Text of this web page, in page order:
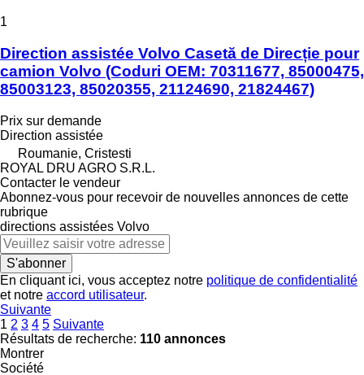
1
Direction assistée Volvo Casetă de Direcție pour
camion Volvo (Coduri OEM: 70311677, 85000475,
85003123, 85020355, 21124690, 21824467)
Prix sur demande
Direction assistée
Roumanie, Cristesti
ROYAL DRU AGRO S.R.L.
Contacter le vendeur
Abonnez-vous pour recevoir de nouvelles annonces de cette
rubrique
directions assistées Volvo
S'abonner
En cliquant ici, vous acceptez notre politique de confidentialité
et notre accord utilisateur.
Suivante
1 2 3 4 5 Suivante
Résultats de recherche: 110 annonces
Montrer
Société